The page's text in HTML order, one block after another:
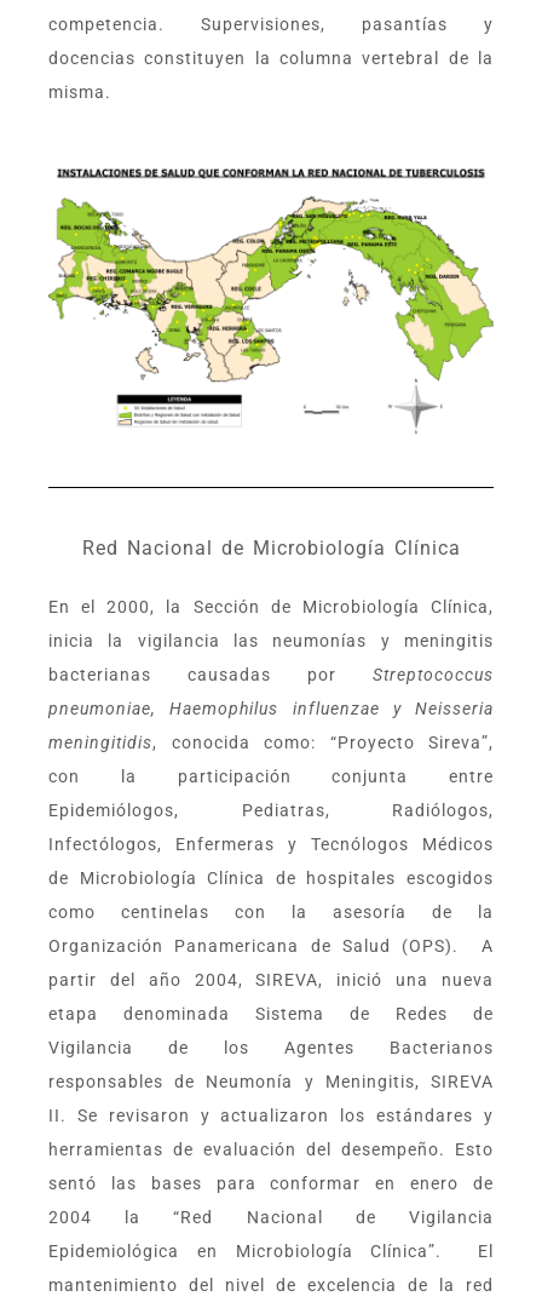
competencia. Supervisiones, pasantías y
docencias constituyen la columna vertebral de la
misma.
Red Nacional de Microbiología Clínica
En el 2000, la Sección de Microbiología Clínica,
inicia la vigilancia las neumonías y meningitis
bacterianas causadas por Streptococcus
pneumoniae, Haemophilus influenzae y Neisseria
meningitidis, conocida como: “Proyecto Sireva”,
con la participación conjunta entre
Epidemiólogos, Pediatras, Radiólogos,
Infectólogos, Enfermeras y Tecnólogos Médicos
de Microbiología Clínica de hospitales escogidos
como centinelas con la asesoría de la
Organización Panamericana de Salud (OPS). A
partir del año 2004, SIREVA, inició una nueva
etapa denominada Sistema de Redes de
Vigilancia de los Agentes Bacterianos
responsables de Neumonía y Meningitis, SIREVA
II. Se revisaron y actualizaron los estándares y
herramientas de evaluación del desempeño. Esto
sentó las bases para conformar en enero de
2004 la “Red Nacional de Vigilancia
Epidemiológica en Microbiología Clínica”. El
mantenimiento del nivel de excelencia de la red